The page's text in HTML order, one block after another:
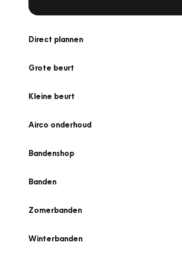
Direct plannen
Grote beurt
Kleine beurt
Airco onderhoud
Bandenshop
Banden
Zomerbanden
Winterbanden